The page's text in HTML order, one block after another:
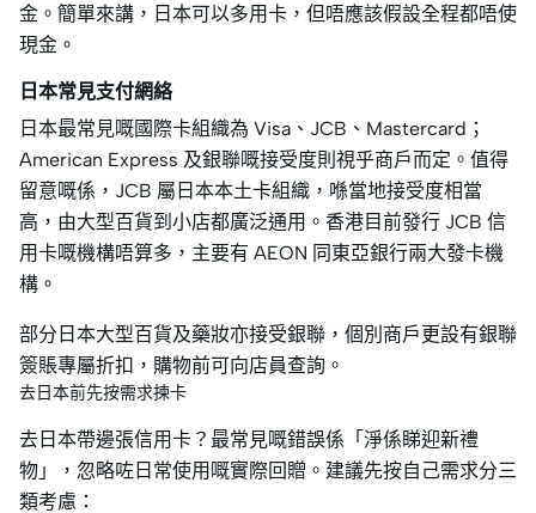
金。簡單來講，日本可以多用卡，但唔應該假設全程都唔使
現金。
日本常見支付網絡
日本最常見嘅國際卡組織為 Visa、JCB、Mastercard；
American Express 及銀聯嘅接受度則視乎商戶而定。值得
留意嘅係，JCB 屬日本本土卡組織，喺當地接受度相當
高，由大型百貨到小店都廣泛通用。香港目前發行 JCB 信
用卡嘅機構唔算多，主要有 AEON 同東亞銀行兩大發卡機
構。
部分日本大型百貨及藥妝亦接受銀聯，個別商戶更設有銀聯
簽賬專屬折扣，購物前可向店員查詢。
去日本前先按需求揀卡
去日本帶邊張信用卡？最常見嘅錯誤係「淨係睇迎新禮
物」，忽略咗日常使用嘅實際回贈。建議先按自己需求分三
類考慮：